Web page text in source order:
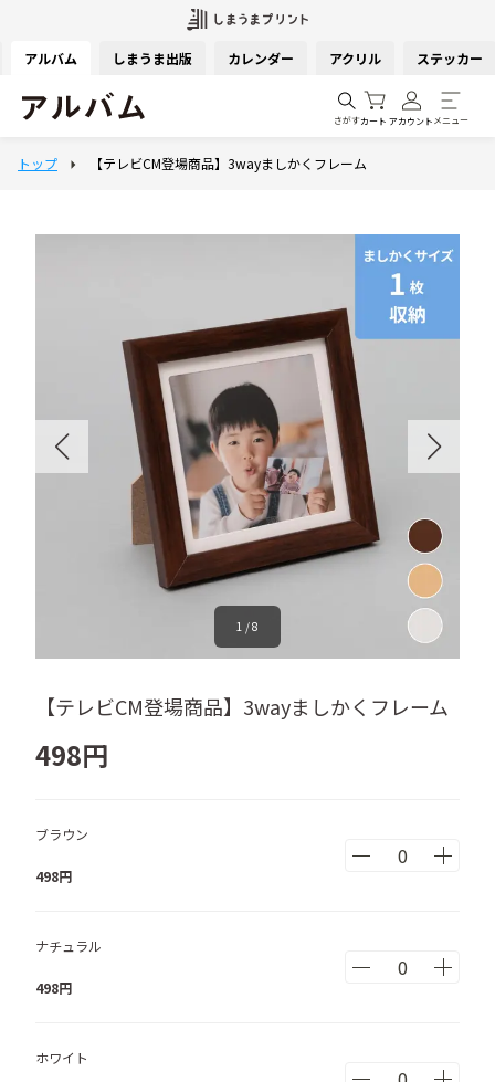
アルバム しまうま出版 カレンダー アクリル ステッカー
さがすカート アカウント メニュー
1 /8
【テレビCM登場商品】3wayましかくフレーム
498円
ブラウン
498円
ナチュラル
498円
ホワイト